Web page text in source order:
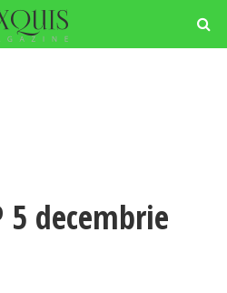
5 decembrie